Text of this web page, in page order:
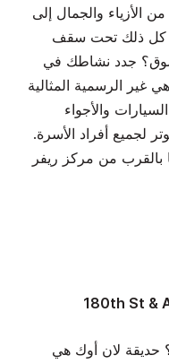
الأزياء والجمال إلى
، كل ذلك تحت سقف
جدد نشاطك في
غير الرسمية المثالية
والأجواء
لجميع أفراد الأسرة.
من مركز ريفر
180th St &
حديقة لان أوك هي